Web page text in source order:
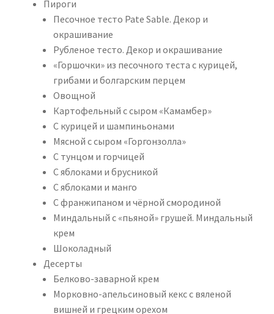
Пироги
Песочное тесто Pate Sable. Декор и
окрашивание
Рубленое тесто. Декор и окрашивание
«Горшочки» из песочного теста с курицей,
грибами и болгарским перцем
Овощной
Картофельный с сыром «Камамбер»
С курицей и шампиньонами
Мясной с сыром «Горгонзолла»
С тунцом и горчицей
С яблоками и брусникой
С яблоками и манго
С франжипаном и чёрной смородиной
Миндальный с «пьяной» грушей. Миндальный
крем
Шоколадный
Десерты
Белково-заварной крем
Морковно-апельсиновый кекс с вяленой
вишней и грецким орехом